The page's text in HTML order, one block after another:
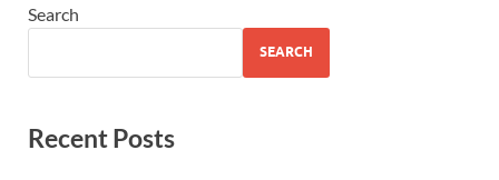
Search
SEARCH
Recent Posts